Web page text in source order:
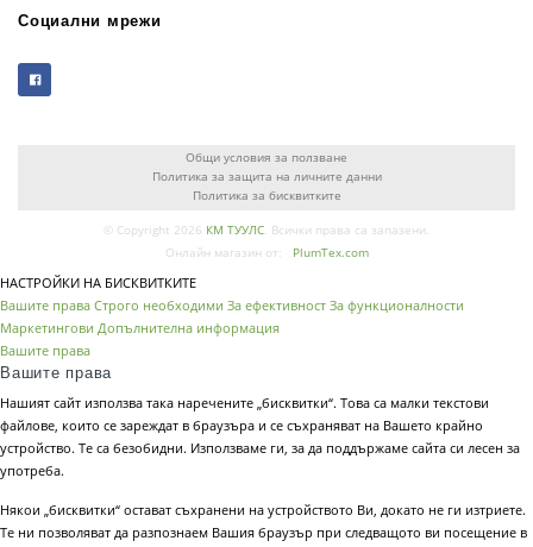
Социални мрежи
Общи условия за ползване
Политика за защита на личните данни
Политика за бисквитките
© Copyright 2026 КМ ТУУЛС. Всички права са запазени.
Онлайн магазин от:
PlumTex.com
НАСТРОЙКИ НА БИСКВИТКИТЕ
Вашите права Строго необходими За ефективност За функционалности
Маркетингови Допълнителна информация
Вашите права
Вашите права
Нашият сайт използва така наречените „бисквитки“. Това са малки текстови
файлове, които се зареждат в браузъра и се съхраняват на Вашето крайно
устройство. Те са безобидни. Използваме ги, за да поддържаме сайта си лесен за
употреба.
Някои „бисквитки“ остават съхранени на устройството Ви, докато не ги изтриете.
Те ни позволяват да разпознаем Вашия браузър при следващото ви посещение в